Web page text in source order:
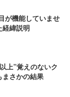
が機能していませ
経緯説明
上”覚えのないク
まさかの結果